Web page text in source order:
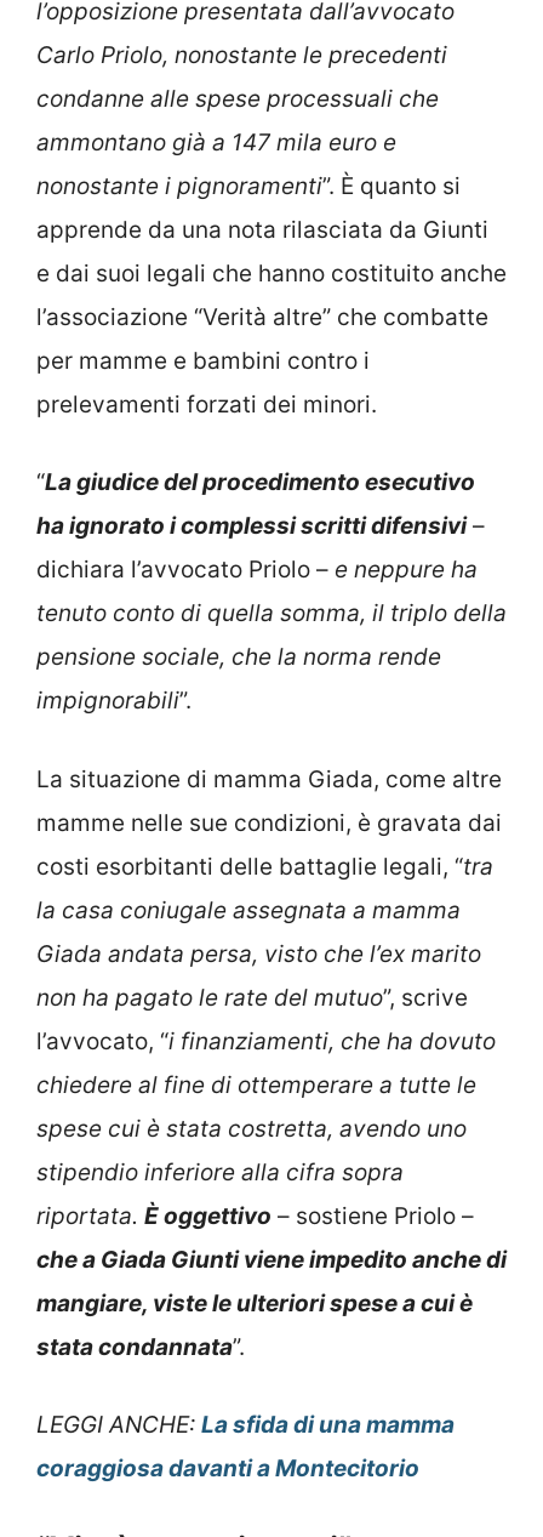
l’opposizione presentata dall’avvocato
Carlo Priolo, nonostante le precedenti
condanne alle spese processuali che
ammontano già a 147 mila euro e
nonostante i pignoramenti”. È quanto si
apprende da una nota rilasciata da Giunti
e dai suoi legali che hanno costituito anche
l’associazione “Verità altre” che combatte
per mamme e bambini contro i
prelevamenti forzati dei minori.
“La giudice del procedimento esecutivo
ha ignorato i complessi scritti difensivi–
dichiara l’avvocato Priolo – e neppure ha
tenuto conto di quella somma, il triplo della
pensione sociale, che la norma rende
impignorabili”.
La situazione di mamma Giada, come altre
mamme nelle sue condizioni, è gravata dai
costi esorbitanti delle battaglie legali, “tra
la casa coniugale assegnata a mamma
Giada andata persa, visto che l’ex marito
non ha pagato le rate del mutuo”, scrive
l’avvocato, “i finanziamenti, che ha dovuto
chiedere al fine di ottemperare a tutte le
spese cui è stata costretta, avendo uno
stipendio inferiore alla cifra sopra
riportata. È oggettivo – sostiene Priolo –
che a Giada Giunti viene impedito anche di
mangiare, viste le ulteriori spese a cui è
stata condannata”.
LEGGI ANCHE: La sfida di una mamma
coraggiosa davanti a Montecitorio